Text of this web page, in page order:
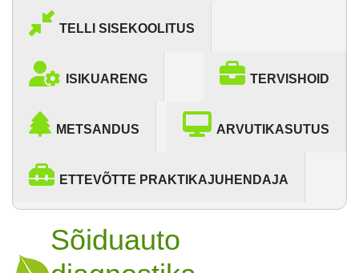
TELLI SISEKOOLITUS
ISIKUARENG TERVISHOID
METSANDUS ARVUTIKASUTUS
ETTEVÕTTE PRAKTIKAJUHENDAJA
Sõiduauto